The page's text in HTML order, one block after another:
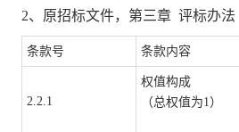
2、原招标文件， 第三章 评标办法
条款号 条款内容
2.2.1
权值构成
（总权值为1）